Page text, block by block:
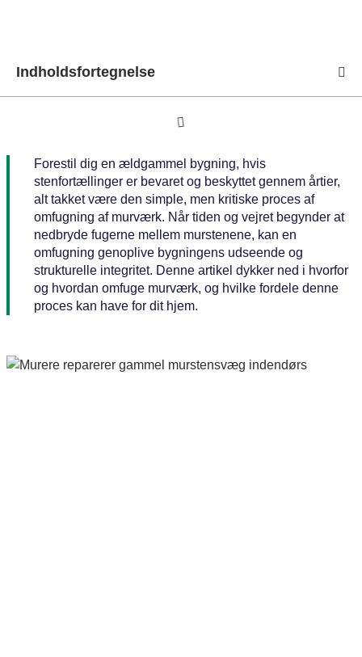
Indholdsfortegnelse
Forestil dig en ældgammel bygning, hvis
stenfortællinger er bevaret og beskyttet gennem årtier,
alt takket være den simple, men kritiske proces af
omfugning af murværk. Når tiden og vejret begynder at
nedbryde fugerne mellem murstenene, kan en
omfugning genoplive bygningens udseende og
strukturelle integritet. Denne artikel dykker ned i hvorfor
og hvordan omfuge murværk, og hvilke fordele denne
proces kan have for dit hjem.